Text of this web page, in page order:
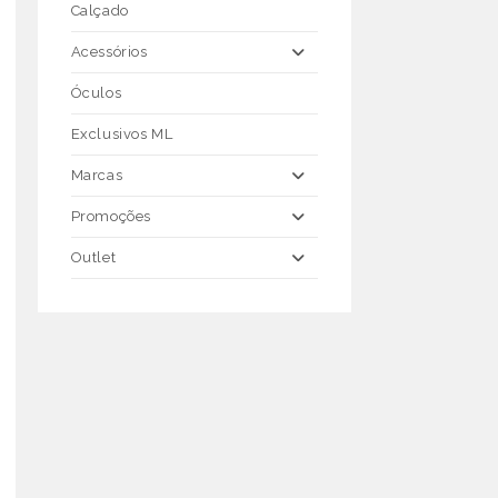
Calçado
Acessórios
Óculos
Exclusivos ML
Marcas
Promoções
Outlet